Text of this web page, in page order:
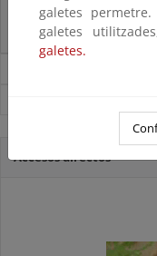
La reunión ministerial de
el Atlántico Nordeste
Accesos directos
galetes
galetes
galetes.